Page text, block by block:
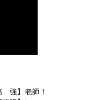
強】老師！